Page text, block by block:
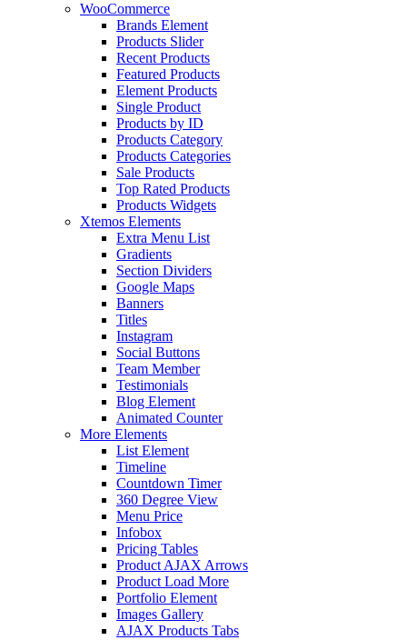
WooCommerce
Brands Element
Products Slider
Recent Products
Featured Products
Element Products
Single Product
Products by ID
Products Category
Products Categories
Sale Products
Top Rated Products
Products Widgets
Xtemos Elements
Extra Menu List
Gradients
Section Dividers
Google Maps
Banners
Titles
Instagram
Social Buttons
Team Member
Testimonials
Blog Element
Animated Counter
More Elements
List Element
Timeline
Countdown Timer
360 Degree View
Menu Price
Infobox
Pricing Tables
Product AJAX Arrows
Product Load More
Portfolio Element
Images Gallery
AJAX Products Tabs